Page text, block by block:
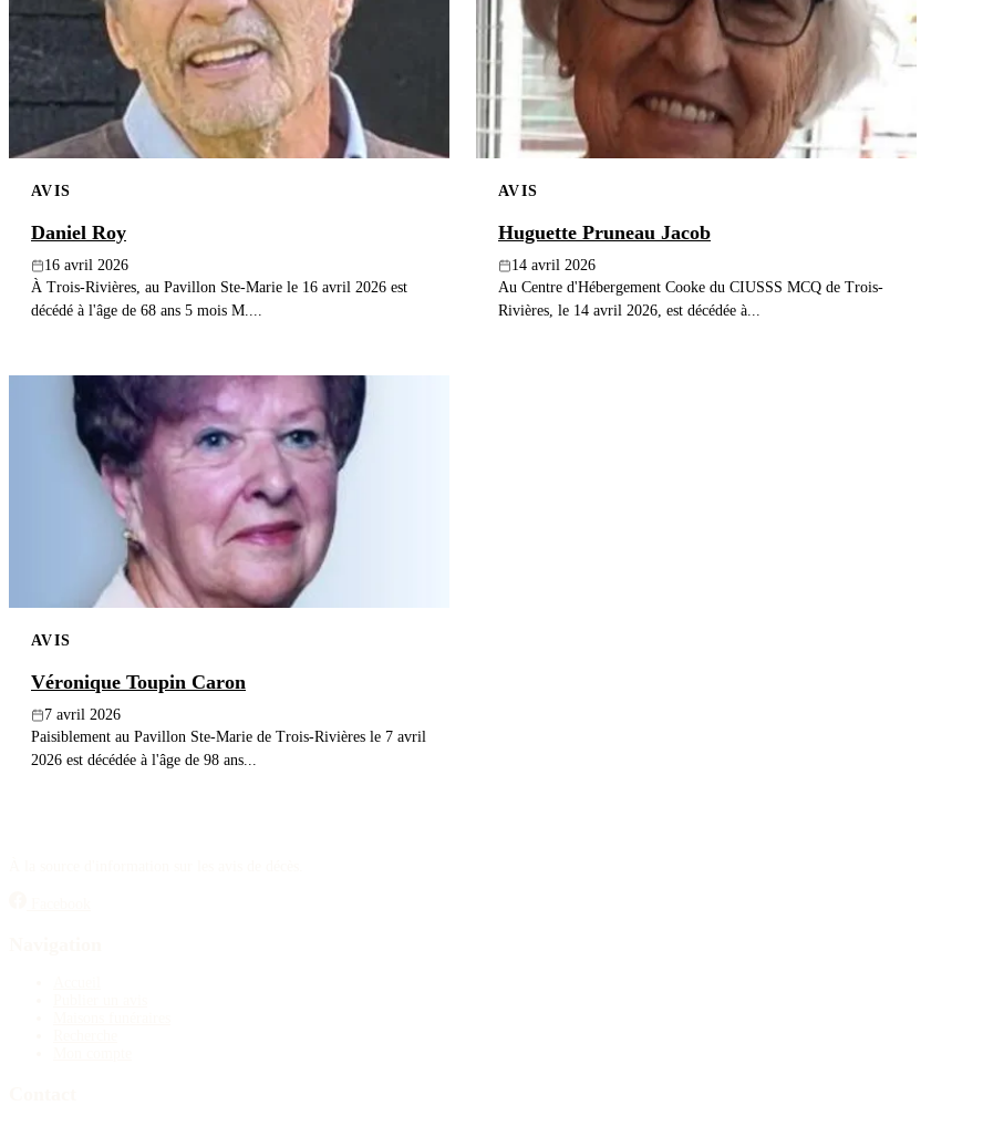
AVIS
Daniel Roy
16 avril 2026
À Trois-Rivières, au Pavillon Ste-Marie le 16 avril 2026 est
décédé à l'âge de 68 ans 5 mois M....
AVIS
Huguette Pruneau Jacob
14 avril 2026
Au Centre d'Hébergement Cooke du CIUSSS MCQ de Trois-
Rivières, le 14 avril 2026, est décédée à...
AVIS
Véronique Toupin Caron
7 avril 2026
Paisiblement au Pavillon Ste-Marie de Trois-Rivières le 7 avril
2026 est décédée à l'âge de 98 ans...